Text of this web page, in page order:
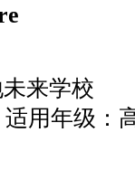
来学校
用年级：